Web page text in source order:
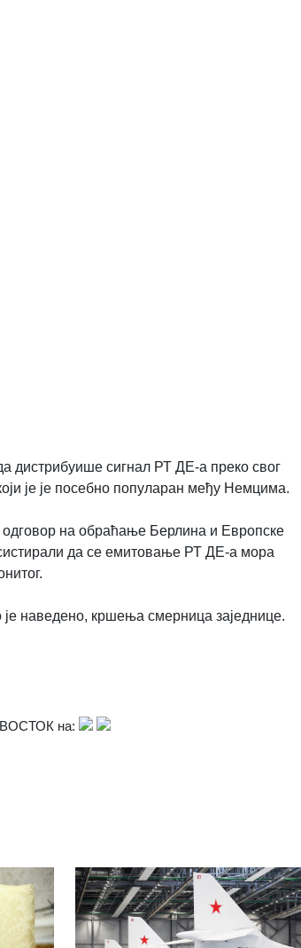
дистрибуише сигнал РТ ДЕ-а преко свог
је је посебно популаран међу Немцима.
одговор на обраћање Берлина и Европске
да се емитовање РТ ДЕ-а мора
је наведено, кршења смерница заједнице.
ВОСТОК на: